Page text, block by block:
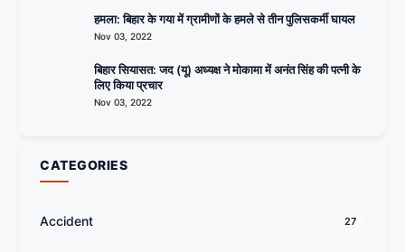
हमला: बिहार के गया में ग्रामीणों के हमले से तीन पुलिसकर्मी घायल
Nov 03, 2022
बिहार सियासत: जद (यू) अध्यक्ष ने मोकामा में अनंत सिंह की पत्नी के
लिए किया प्रचार
Nov 03, 2022
CATEGORIES
Accident 27